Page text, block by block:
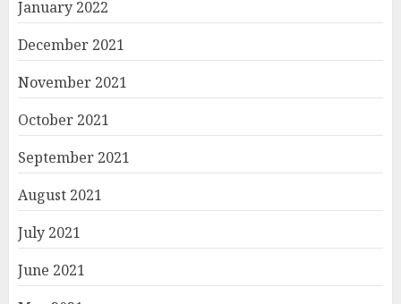
January 2022
December 2021
November 2021
October 2021
September 2021
August 2021
July 2021
June 2021